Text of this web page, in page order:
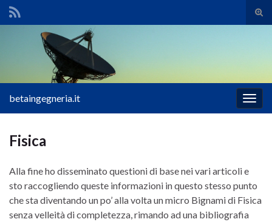
il
Search for:
la
betaingegneria.it
Fisica
Alla fine ho disseminato questioni di base nei vari articoli e
sto raccogliendo queste informazioni in questo stesso punto
che sta diventando un po’ alla volta un micro Bignami di Fisica
senza velleità di completezza, rimando ad una bibliografia